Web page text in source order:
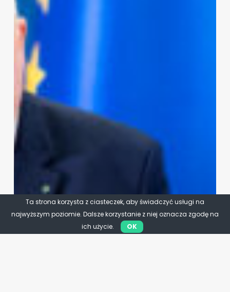
Ta strona korzysta z ciasteczek, aby świadczyć usługi na
najwyższym poziomie. Dalsze korzystanie z niej oznacza zgodę na
ich użycie.
OK